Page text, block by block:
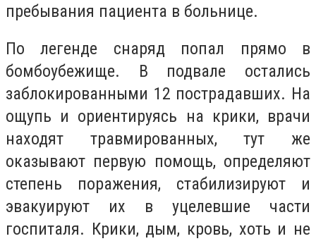
пребывания пациента в больнице.
По легенде снаряд попал прямо в
бомбоубежище. В подвале остались
заблокированными 12 пострадавших. На
ощупь и ориентируясь на крики, врачи
находят травмированных, тут же
оказывают первую помощь, определяют
степень поражения, стабилизируют и
эвакуируют их в уцелевшие части
госпиталя. Крики, дым, кровь, хоть и не